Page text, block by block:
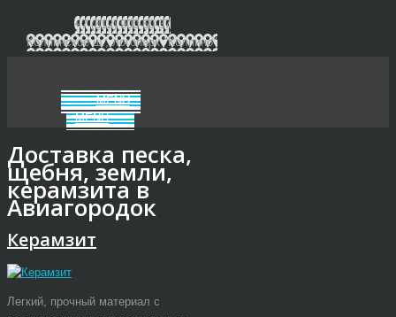
+7 (812) 900-60-37
Колпинское ш., логопарк "Колпино"
MENU
MENU
Доставка песка,
щебня, земли,
керамзита в
Авиагородок
Керамзит
Легкий, прочный материал с